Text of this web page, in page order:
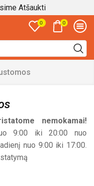
Atšaukti
0 0
nemokamai!
9:00 iki 20:00 nuo
nuo 9:00 iki 17:00.